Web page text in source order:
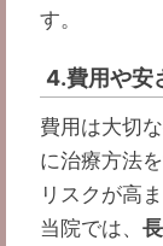
す。
4.費用や安
費用は大切
に治療方法
リスクが高
当院では、